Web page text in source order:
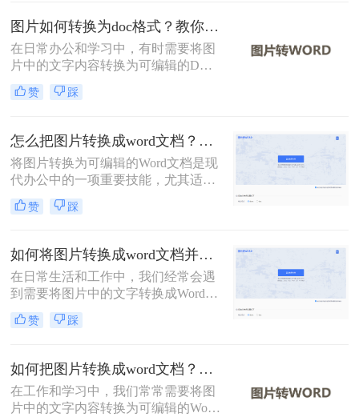
么弄呢？本文将介绍四种将图片转换
成文档的方法。
图片如何转换为doc格式？教你3种高效转换方法！
在日常办公和学习中，有时需要将图
片中的文字内容转换为可编辑的DOC
格式文档。那么图片如何转换为doc
格式呢？本文将介绍三种将图片转换
赞 踩
怎么把图片转换成word文档？梳理3种主流转换方法！
将图片转换为可编辑的Word文档是现
代办公中的一项重要技能，尤其适用
于处理扫描件、截图或照片中的文字
内容。那么怎么把图片转换成word文
法，助您精准选择最佳方案。
赞 踩
如何将图片转换成word文档并编辑？这2个方法了解一下！
在日常生活和工作中，我们经常会遇
到需要将图片中的文字转换成Word文
档并进行编辑的情况。无论是为了保
存资料、修改内容，还是为了更高效
要。那么如何将图片转换成word文档
并编辑呢？本文将介绍两种常用的方
法来实现这一目标。
赞 踩
如何把图片转换成word文档？这二个方法学会省时省力！
在工作和学习中，我们常常需要将图
片中的文字内容转换为可编辑的Word